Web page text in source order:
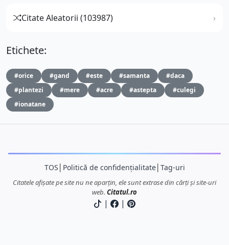
Citate Aleatorii (103987)
Etichete:
#orice #gand #este #samanta
#daca
#plantezi
#mere #acre #astepta
#culegi
#ionatane
TOS Politică de confidențialitate│ Tag-uri
Citatele afișate pe site nu ne aparțin, ele sunt extrase din cărți și site-uri
web. Citatul.ro
| |